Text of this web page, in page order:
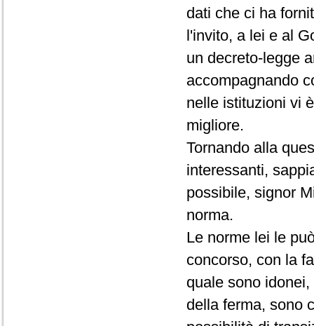
dati che ci ha
l'invito, a lei e al
un decreto-legge
accompagnando
nelle istituzioni vi
migliore.
Tornando alla
interessanti,
possibile, signor
norma.
Le norme lei le
concorso, con la
quale sono
della ferma, sono